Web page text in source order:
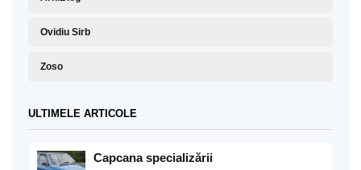
Ovidiu Sirb
Zoso
ULTIMELE ARTICOLE
Capcana specializării